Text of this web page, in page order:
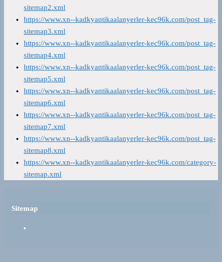
sitemap2.xml
https://www.xn--kadkyantikaalanyerler-kec96k.com/post_tag-
sitemap3.xml
https://www.xn--kadkyantikaalanyerler-kec96k.com/post_tag-
sitemap4.xml
https://www.xn--kadkyantikaalanyerler-kec96k.com/post_tag-
sitemap5.xml
https://www.xn--kadkyantikaalanyerler-kec96k.com/post_tag-
sitemap6.xml
https://www.xn--kadkyantikaalanyerler-kec96k.com/post_tag-
sitemap7.xml
https://www.xn--kadkyantikaalanyerler-kec96k.com/post_tag-
sitemap8.xml
https://www.xn--kadkyantikaalanyerler-kec96k.com/category-
sitemap.xml
Sitemap